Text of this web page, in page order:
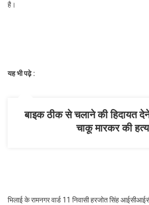
है।
यह भी पढ़े :
बाइक ठीक से चलाने की हिदायत
चाकू मारकर की
भिलाई के रामनगर वार्ड 11 निवासी हरजोत सिंह